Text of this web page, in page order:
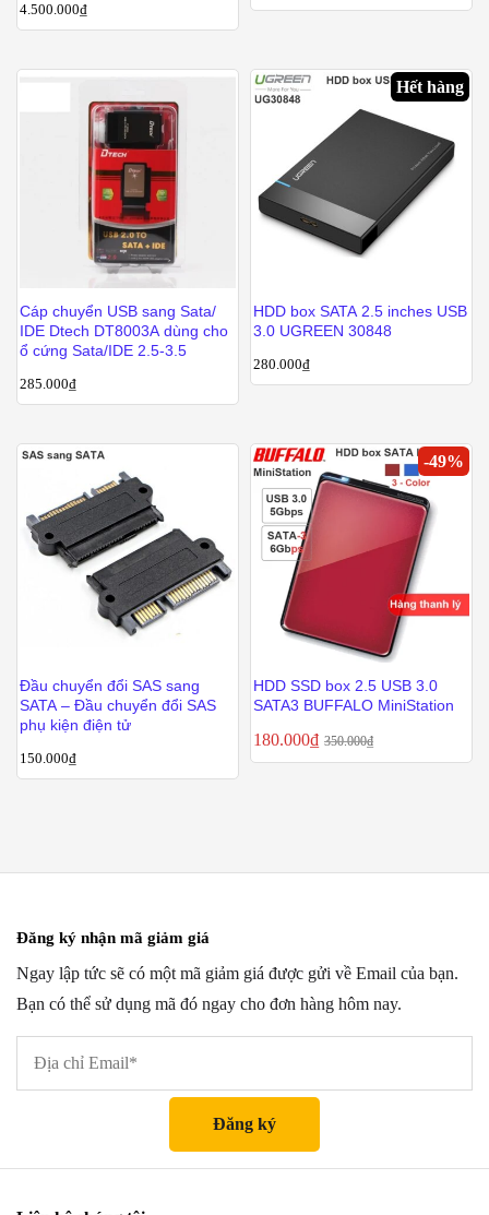
lúc
4.500.000₫
Cáp chuyển USB sang Sata/
IDE Dtech DT8003A dùng cho
ổ cứng Sata/IDE 2.5-3.5
285.000₫
Hết hàng
HDD box SATA 2.5 inches USB
3.0 UGREEN 30848
280.000₫
Đầu chuyển đổi SAS sang
SATA – Đầu chuyển đổi SAS
phụ kiện điện tử
150.000₫
-49%
HDD SSD box 2.5 USB 3.0
SATA3 BUFFALO MiniStation
180.000₫ 350.000₫
Đăng ký nhận mã giảm giá
Ngay lập tức sẽ có một mã giảm giá được gửi về Email của bạn.
Bạn có thể sử dụng mã đó ngay cho đơn hàng hôm nay.